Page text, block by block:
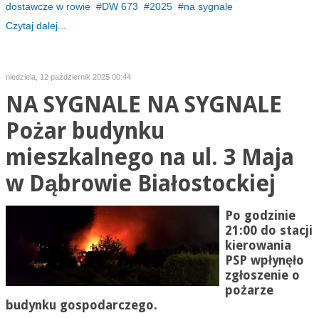
dostawcze w rowie
DW 673 2025
na sygnale
Czytaj dalej...
niedziela, 12 październik 2025 00:44
NA SYGNALE NA SYGNALE
Pożar budynku
mieszkalnego na ul. 3 Maja
w Dąbrowie Białostockiej
Po godzinie
21:00 do stacji
kierowania
PSP wpłynęło
zgłoszenie o
pożarze
budynku gospodarczego.